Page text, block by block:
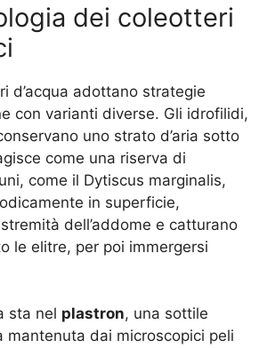
dei coleotteri
d’acqua adottano strategie
con varianti diverse. Gli idrofilidi,
uno strato d’aria sotto
come una riserva di
come il Dytiscus marginalis,
in superficie,
dell’addome e catturano
le elitre, per poi immergersi
sta nel plastron, una sottile
mantenuta dai microscopici peli